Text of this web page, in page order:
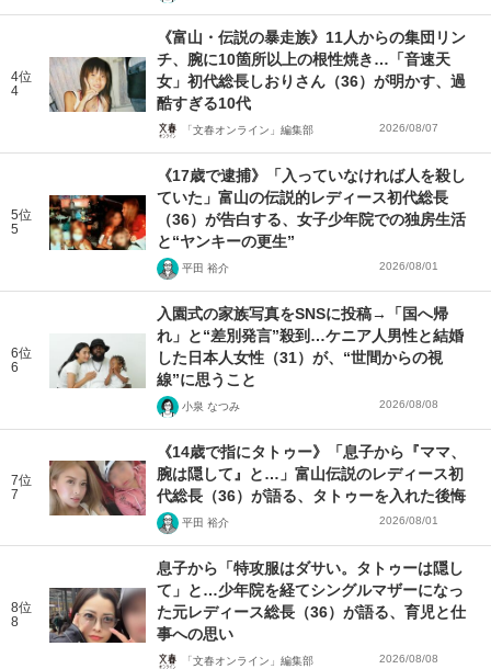
4位
4
《富山・伝説の暴走族》11人からの集団リン
チ、腕に10箇所以上の根性焼き…「音速天
女」初代総長しおりさん（36）が明かす、過
酷すぎる10代
「文春オンライン」編集部 2026/08/07
5位
5
《17歳で逮捕》「入っていなければ人を殺し
ていた」富山の伝説的レディース初代総長
（36）が告白する、女子少年院での独房生活
と“ヤンキーの更生”
平田 裕介 2026/08/01
6位
6
入園式の家族写真をSNSに投稿→「国へ帰
れ」と“差別発言”殺到…ケニア人男性と結婚
した日本人女性（31）が、“世間からの視
線”に思うこと
小泉 なつみ 2026/08/08
7位
7
《14歳で指にタトゥー》「息子から『ママ、
腕は隠して』と…」富山伝説のレディース初
代総長（36）が語る、タトゥーを入れた後悔
平田 裕介 2026/08/01
8位
8
息子から「特攻服はダサい。タトゥーは隠し
て」と…少年院を経てシングルマザーになっ
た元レディース総長（36）が語る、育児と仕
事への思い
「文春オンライン」編集部 2026/08/08